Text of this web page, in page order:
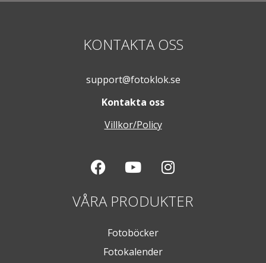
KONTAKTA OSS
support@fotoklok.se
Kontakta oss
Villkor/Policy
VÅRA PRODUKTER
Fotoböcker
Fotokalender